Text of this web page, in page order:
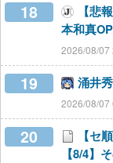
18
【悲
本和真
2026/08/07
19 涌井
2026/08/07
20
【セ
【8/4】